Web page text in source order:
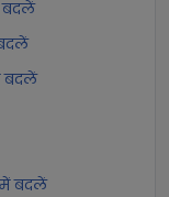
बदलें
बदलें
में बदलें